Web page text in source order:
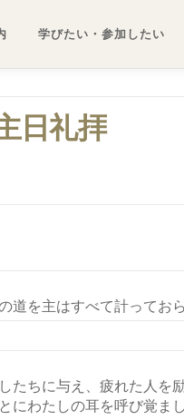
学びたい・参加したい
日礼拝
道を主はすべて計っておら
たちに与え、疲れた人を
にわたしの耳を呼び覚ま